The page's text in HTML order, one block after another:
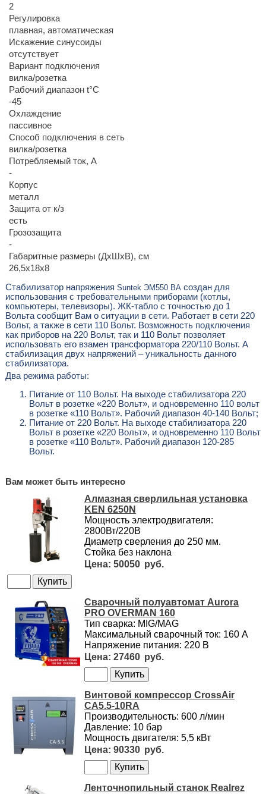
2
Регулировка
плавная, автоматическая
Искажение синусоиды
отсутствует
Вариант подключения
вилка/розетка
Рабочий диапазон t°С
-45
Охлаждение
пассивное
Способ подключения в сеть
вилка/розетка
Потребляемый ток, А
-
Корпус
металл
Защита от к/з
есть
Грозозащита
-
Габаритные размеры (ДхШхВ), см
26,5х18х8
Стабилизатор напряжения Suntek ЭМ550 ВАсоздан для
использования с требовательными приборами (котлы,
компьютеры, телевизоры). ЖК-табло с точностью до 1
Вольта сообщит Вам о ситуации в сети. Работает в сети 220
Вольт, а также в сети 110 Вольт. Возможность подключения
как приборов на 220 Вольт, так и 110 Вольт позволяет
использовать его взамен трансформатора 220/110 Вольт. А
стабилизация двух напряжений – уникальность данного
стабилизатора.
Два режима работы:
Питание от 110 Вольт. На выходе стабилизатора 220
Вольт в розетке «220 Вольт», и одновременно 110 вольт
в розетке «110 Вольт». Рабочий диапазон 40-140 Вольт;
Питание от 220 Вольт. На выходе стабилизатора 220
Вольт в розетке «220 Вольт», и одновременно 110 Вольт
в розетке «110 Вольт». Рабочий диапазон 120-285
Вольт.
Вам может быть интересно
Алмазная сверлильная установка
KEN 6250N
Мощность электродвигателя:
2800Вт/220В
Диаметр сверления до 250 мм.
Стойка без наклона
50050
Сварочный полуавтомат Aurora
PRO OVERMAN 160
Тип сварка: MIG/MAG
Максимальный сварочный ток: 160 А
Напряжение питания: 220 В
27460
Винтовой компрессор CrossAir
CA5.5-10RA
Производительность: 600 л/мин
Давление: 10 бар
Мощность двигателя: 5,5 кВт
90330
Ленточнопильный станок Realrez